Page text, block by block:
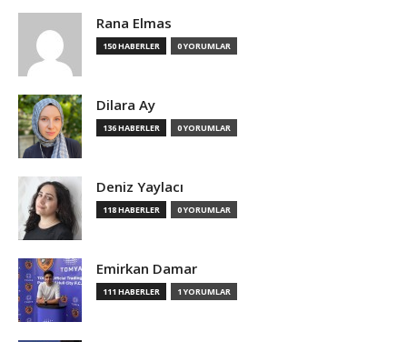
Rana Elmas
150 HABERLER 0 YORUMLAR
Dilara Ay
136 HABERLER 0 YORUMLAR
Deniz Yaylacı
118 HABERLER 0 YORUMLAR
Emirkan Damar
111 HABERLER 1 YORUMLAR